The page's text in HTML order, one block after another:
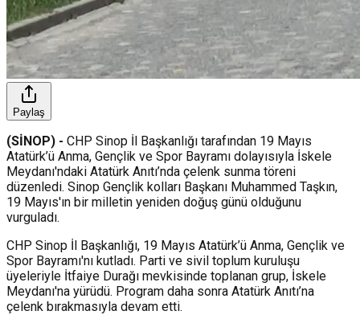
Paylaş
(SİNOP) - CHP Sinop İl Başkanlığı tarafından 19 Mayıs
Atatürk’ü Anma, Gençlik ve Spor Bayramı dolayısıyla İskele
Meydanı'ndaki Atatürk Anıtı’nda çelenk sunma töreni
düzenledi. Sinop Gençlik kolları Başkanı Muhammed Taşkın,
19 Mayıs'ın bir milletin yeniden doğuş günü olduğunu
vurguladı.
CHP Sinop İl Başkanlığı, 19 Mayıs Atatürk’ü Anma, Gençlik ve
Spor Bayramı'nı kutladı. Parti ve sivil toplum kuruluşu
üyeleriyle İtfaiye Durağı mevkisinde toplanan grup, İskele
Meydanı'na yürüdü. Program daha sonra Atatürk Anıtı’na
çelenk bırakmasıyla devam etti.